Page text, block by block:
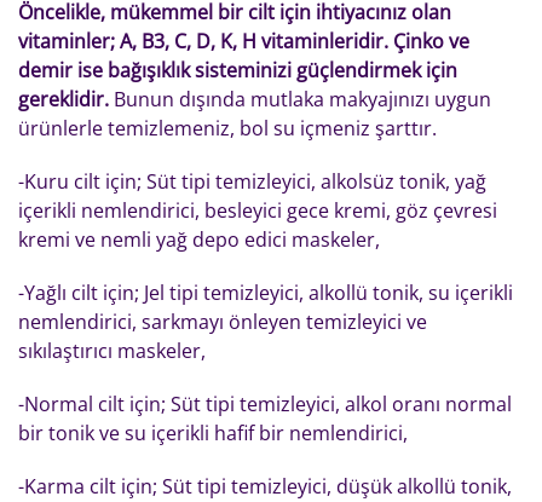
Öncelikle, mükemmel bir cilt için ihtiyacınız olan
vitaminler; A, B3, C, D, K, H vitaminleridir. Çinko ve
demir ise bağışıklık sisteminizi güçlendirmek için
gereklidir. Bunun dışında mutlaka makyajınızı uygun
ürünlerle temizlemeniz, bol su içmeniz şarttır.
-Kuru cilt için; Süt tipi temizleyici, alkolsüz tonik, yağ
içerikli nemlendirici, besleyici gece kremi, göz çevresi
kremi ve nemli yağ depo edici maskeler,
-Yağlı cilt için; Jel tipi temizleyici, alkollü tonik, su içerikli
nemlendirici, sarkmayı önleyen temizleyici ve
sıkılaştırıcı maskeler,
-Normal cilt için; Süt tipi temizleyici, alkol oranı normal
bir tonik ve su içerikli hafif bir nemlendirici,
-Karma cilt için; Süt tipi temizleyici, düşük alkollü tonik,